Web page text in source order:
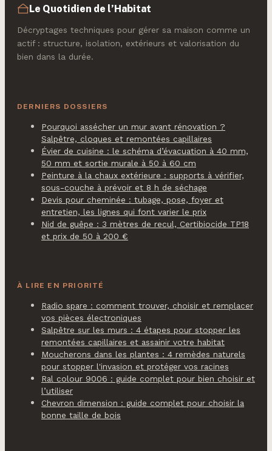
Le Quotidien de l’Habitat
Décryptages techniques pour gérer sa maison comme un
actif : structure, isolation, extérieurs et valorisation du
bien dans la durée.
DERNIERS DOSSIERS
Pourquoi assécher un mur avant rénovation ?
Salpêtre, cloques et remontées capillaires
Évier de cuisine : le schéma d’évacuation à 40 mm,
50 mm et sortie murale à 50 à 60 cm
Peinture à la chaux extérieure : supports à vérifier,
sous-couche à prévoir et 8 h de séchage
Devis pour cheminée : tubage, pose, foyer et
entretien, les lignes qui font varier le prix
Nid de guêpe : 3 mètres de recul, Certibiocide TP18
et prix de 50 à 200 €
À LIRE EN PRIORITÉ
Radio spare : comment trouver, choisir et remplacer
vos pièces électroniques
Salpêtre sur les murs : 4 étapes pour stopper les
remontées capillaires et assainir votre habitat
Moucherons dans les plantes : 4 remèdes naturels
pour stopper l'invasion et protéger vos racines
Ral colour 9006 : guide complet pour bien choisir et
l’utiliser
Chevron dimension : guide complet pour choisir la
bonne taille de bois